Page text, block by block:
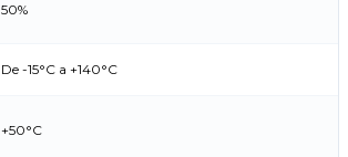
50%
De -15°C a +140°C
+50°C